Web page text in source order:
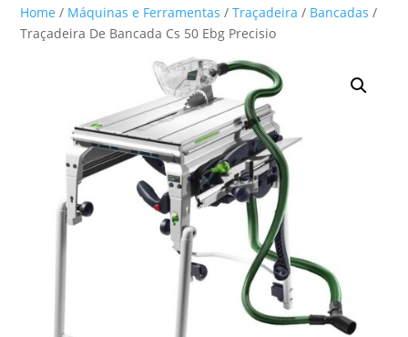
Home / Máquinas e Ferramentas /Traçadeira / Bancadas /
Traçadeira De Bancada Cs 50 Ebg Precisio